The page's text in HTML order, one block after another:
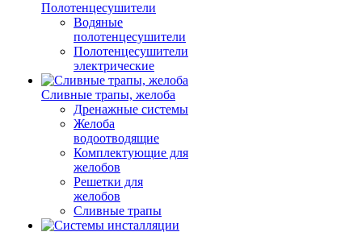
Полотенцесушители
Водяные
полотенцесушители
Полотенцесушители
электрические
Сливные трапы, желоба
Дренажные системы
Желоба
водоотводящие
Комплектующие для
желобов
Решетки для
желобов
Сливные трапы